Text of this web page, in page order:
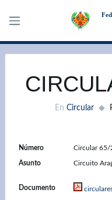
En Circular
Número Circular 65/
Asunto Circuito
Documento